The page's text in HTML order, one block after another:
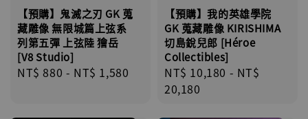
【預購】鬼滅之刃 GK 蒐
藏雕像 無限城篇上弦系
列第五彈 上弦陸 獪岳
[V8 Studio]
Regular
NT$ 880 - NT$ 1,580
【預購】我的英雄學院
GK 蒐藏雕像 KIRISHIMA
切島銳兒郎 [Héroe
Collectibles]
Regular
price
NT$ 10,180 - NT$
20,180